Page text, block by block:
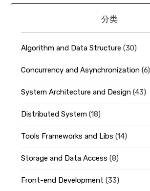
分类
Algorithm and Data Structure (30)
Concurrency and Asynchronization (6)
System Architecture and Design (43)
Distributed System (18)
Tools Frameworks and Libs (14)
Storage and Data Access (8)
Front-end Development (33)